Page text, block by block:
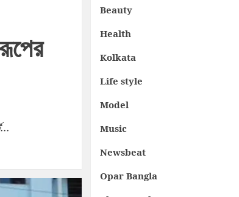
Beauty
Health
Kolkata
Life style
Model
Music
Newsbeat
Opar Bangla